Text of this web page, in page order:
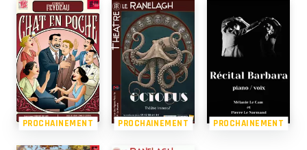
PROCHAINEMENT PROCHAINEMENT PROCHAINEMENT